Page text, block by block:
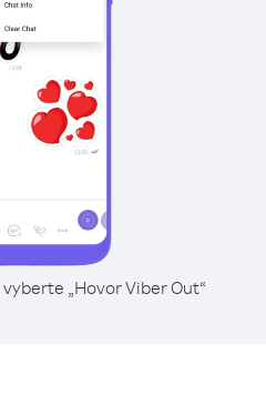
„Hovor Viber Out“